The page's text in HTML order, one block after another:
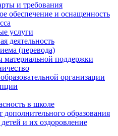
и требования
обеспечение и оснащенность
услуги
деятельность
(перевода)
поддержки
организации
в школе
образования
и их оздоровление